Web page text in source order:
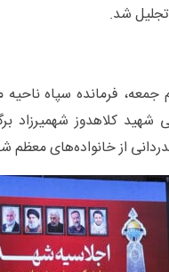
شد.
جمعه، فرمانده سپاه
کلاهدوز شهمیرزاد
از خانواده‌های معظم